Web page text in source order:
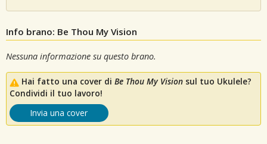
Info brano: Be Thou My Vision
Nessuna informazione su questo brano.
Hai fatto una cover di Be Thou My Vision sul tuo Ukulele?
Condividi il tuo lavoro!
Invia una cover